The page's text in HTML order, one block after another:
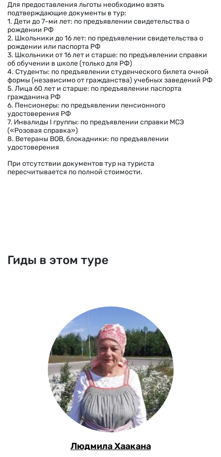
Гиды в этом туре
Людмила Хаакана
Для предоставления льготы необходимо взять
подтверждающие документы в тур:
1. Дети до 7-ми лет: по предъявлении свидетельства о
рождении РФ
2. Школьники до 16 лет: по предъявлении свидетельства о
рождении или паспорта РФ
3. Школьники от 16 лет и старше: по предъявлении справки
об обучении в школе (только для РФ)
4. Студенты: по предъявлении студенческого билета очной
формы (независимо от гражданства) учебных заведений РФ
5. Лица 60 лет и старше: по предъявлении паспорта
гражданина РФ
6. Пенсионеры: по предъявлении пенсионного
удостоверения РФ
7. Инвалиды I группы: по предъявлении справки МСЭ
(«Розовая справка»)
8. Ветераны ВОВ, блокадники: по предъявлении
удостоверения
При отсутствии документов тур на туриста
пересчитывается по полной стоимости.